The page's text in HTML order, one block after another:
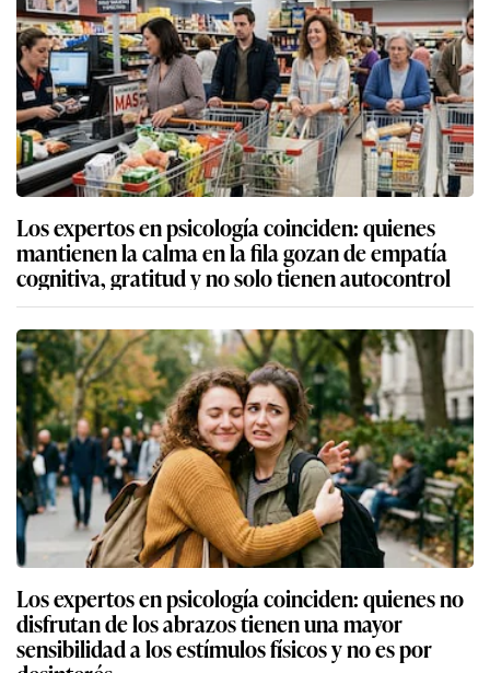
Los expertos en psicología coinciden: quienes
mantienen la calma en la fila gozan de empatía
cognitiva, gratitud y no solo tienen autocontrol
Los expertos en psicología coinciden: quienes no
disfrutan de los abrazos tienen una mayor
sensibilidad a los estímulos físicos y no es por